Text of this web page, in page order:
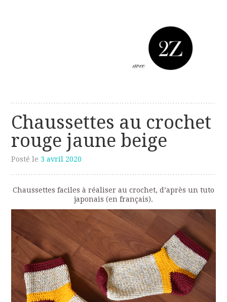
avec deux z
Chaussettes au crochet
rouge jaune beige
Posté le 3 avril 2020
Chaussettes faciles à réaliser au crochet, d’après un tuto
japonais (en français).